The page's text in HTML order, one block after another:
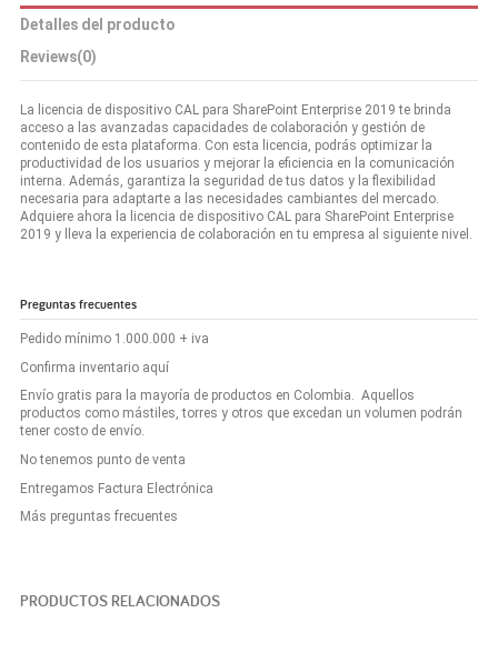
Detalles del producto
Reviews(0)
La licencia de dispositivo CAL para SharePoint Enterprise 2019 te brinda
acceso a las avanzadas capacidades de colaboración y gestión de
contenido de esta plataforma. Con esta licencia, podrás optimizar la
productividad de los usuarios y mejorar la eficiencia en la comunicación
interna. Además, garantiza la seguridad de tus datos y la flexibilidad
necesaria para adaptarte a las necesidades cambiantes del mercado.
Adquiere ahora la licencia de dispositivo CAL para SharePoint Enterprise
2019 y lleva la experiencia de colaboración en tu empresa al siguiente nivel.
Preguntas frecuentes
Pedido mínimo 1.000.000 + iva
Confirma inventario aquí
Envío gratis para la mayoría de productos en Colombia. Aquellos
productos como mástiles, torres y otros que excedan un volumen podrán
tener costo de envío.
No tenemos punto de venta
Entregamos Factura Electrónica
Más preguntas frecuentes
PRODUCTOS RELACIONADOS